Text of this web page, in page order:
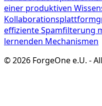
einer produktiven
Kollaborationsplattform
effiziente Spamfilterung
lernenden Mechanismen
©2026 ForgeOne e.U. -